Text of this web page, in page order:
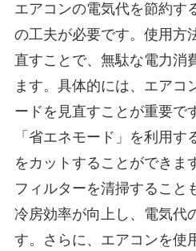
エアコンの電気代を節約す
の工夫が必要です。使用方
直すことで、無駄な電力消
ます。具体的には、エアコ
ードを見直すことが重要で
「省エネモード」を利用す
をカットすることができま
フィルターを清掃すること
冷房効率が向上し、電気代
す。さらに、エアコンを使